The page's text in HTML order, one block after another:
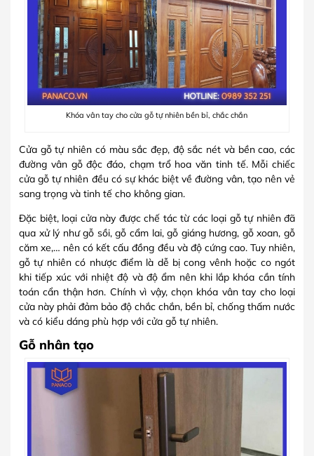
Khóa vân tay cho cửa gỗ tự nhiên bền bỉ, chắc chắn
Cửa gỗ tự nhiên có màu sắc đẹp, độ sắc nét và bền cao, các
đường vân gỗ độc đáo, chạm trổ hoa văn tinh tế. Mỗi chiếc
cửa gỗ tự nhiên đều có sự khác biệt về đường vân, tạo nên vẻ
sang trọng và tinh tế cho không gian.
Đặc biệt, loại cửa này được chế tác từ các loại gỗ tự nhiên đã
qua xử lý như gỗ sồi, gỗ cẩm lai, gỗ giáng hương, gỗ xoan, gỗ
căm xe,… nên có kết cấu đồng đều và độ cứng cao. Tuy nhiên,
gỗ tự nhiên có nhược điểm là dễ bị cong vênh hoặc co ngót
khi tiếp xúc với nhiệt độ và độ ẩm nên khi lắp khóa cần tính
toán cẩn thận hơn. Chính vì vậy, chọn khóa vân tay cho loại
cửa này phải đảm bảo độ chắc chắn, bền bỉ, chống thấm nước
và có kiểu dáng phù hợp với cửa gỗ tự nhiên.
Gỗ nhân tạo